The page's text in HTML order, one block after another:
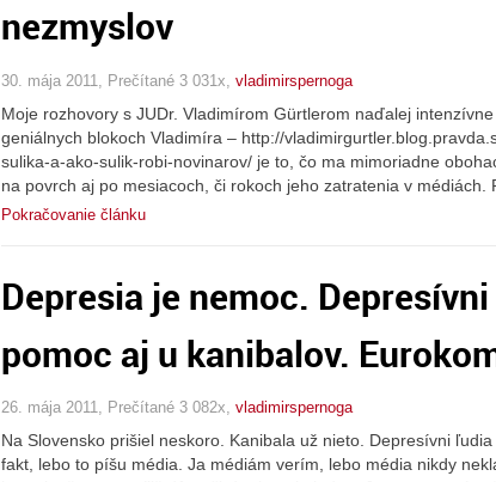
nezmyslov
30. mája 2011, Prečítané 3 031x, vladimirspernoga
Moje rozhovory s JUDr. Vladimírom Gürtlerom naďalej
geniálnych blokoch Vladimíra – http://
sulika-a-ako-sulik-robi-novinarov/ je to, čo ma mimoriadne
na povrch aj po mesiacoch, či rokoch jeho zatratenia v
Pokračovanie článku
Depresia je nemoc.
pomoc aj u kanibalov.
26. mája 2011, Prečítané 3 082x, vladimirspernoga
Na Slovensko prišiel neskoro. Kanibala už nieto. Depresívni
fakt, lebo to píšu média. Ja médiám verím, lebo média nikdy